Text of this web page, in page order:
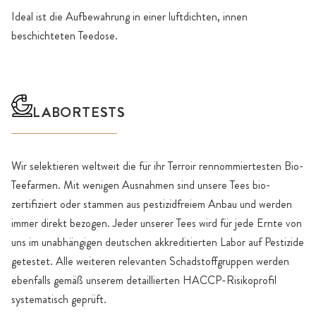
Ideal ist die Aufbewahrung in einer luftdichten, innen
beschichteten Teedose.
LABORTESTS
Wir selektieren weltweit die für ihr Terroir rennommiertesten Bio-
Teefarmen. Mit wenigen Ausnahmen sind unsere Tees bio-
zertifiziert oder stammen aus pestizidfreiem Anbau und werden
immer direkt bezogen. Jeder unserer Tees wird für jede Ernte von
uns im unabhängigen deutschen akkreditierten Labor auf Pestizide
getestet. Alle weiteren relevanten Schadstoffgruppen werden
ebenfalls gemäß unserem detaillierten HACCP-Risikoprofil
systematisch geprüft.